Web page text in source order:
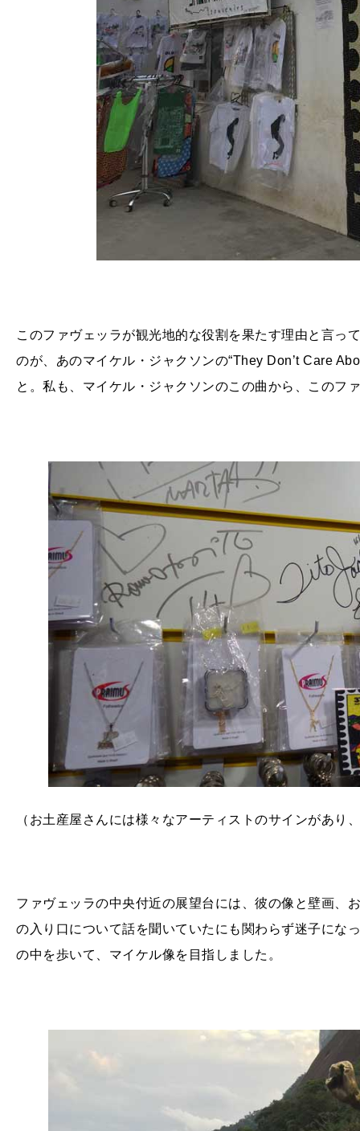
このファヴェッラが観光地的な役割を果たす理由と言っ
のが、あのマイケル・ジャクソンの“They Don’t Care
と。私も、マイケル・ジャクソンのこの曲から、このフ
（お土産屋さんには様々なアーティストのサインがあり
ファヴェッラの中央付近の展望台には、彼の像と壁画、
の入り口について話を聞いていたにも関わらず迷子にな
の中を歩いて、マイケル像を目指しました。